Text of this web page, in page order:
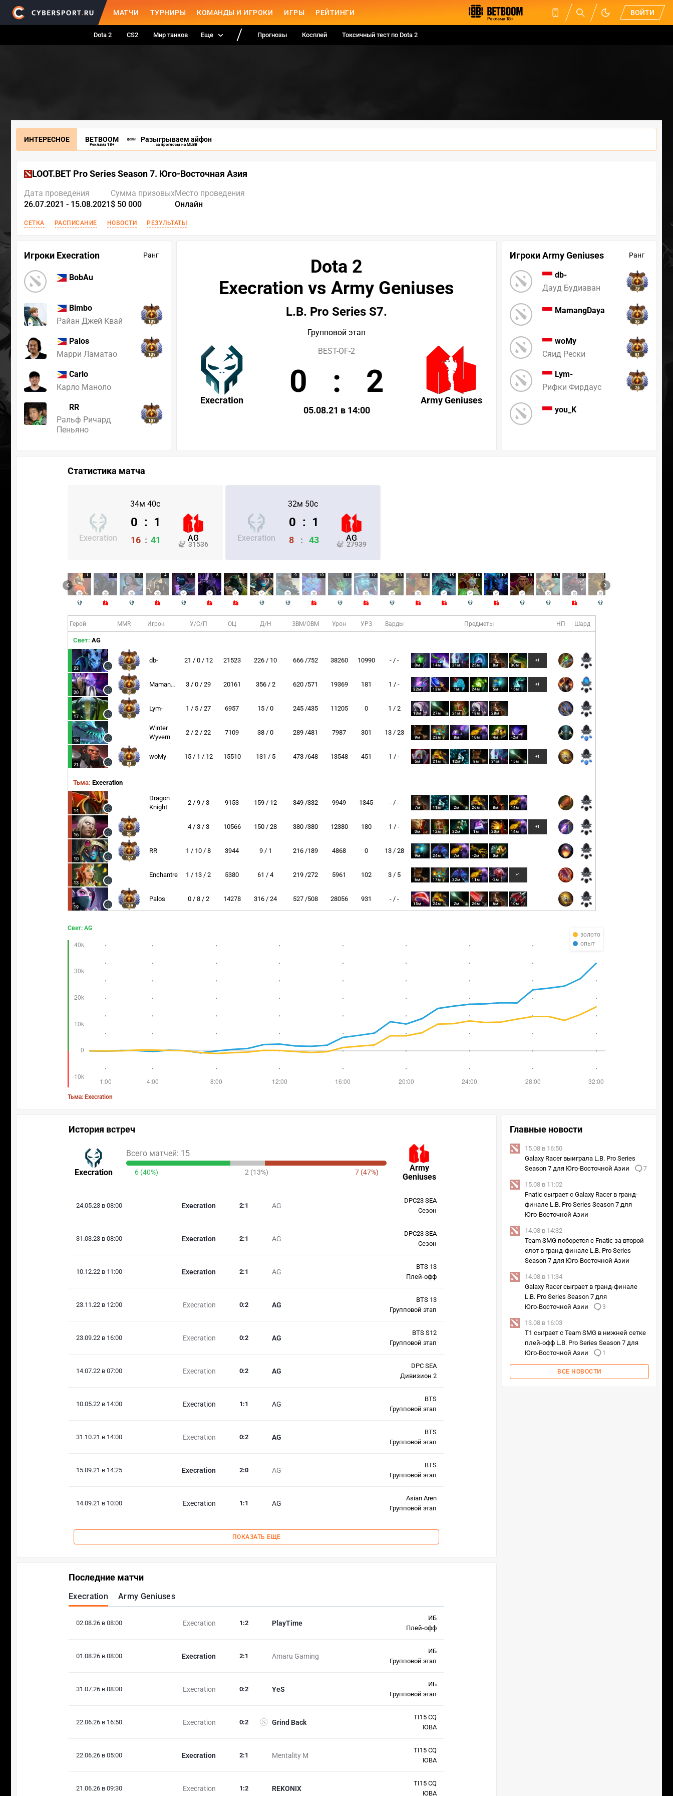
МАТЧИ ТУРНИРЫ КОМАНДЫ И ИГРОКИ ИГРЫ РЕЙТИНГИ ВОЙТИ
Dota 2 CS2 Мир танков Еще Прогнозы Косплей Токсичный тест по Dota 2
ИНТЕРЕСНОЕ BETBOOM
Реклама 18+
Разыгрываем айфон
за прогнозы на MLBB
LOOT.BET Pro Series Season 7. Юго-Восточная Азия
Дата проведения
26.07.2021 - 15.08.2021
Сумма призовых
$ 50 000
Место проведения
Онлайн
СЕТКА РАСПИСАНИЕ НОВОСТИ РЕЗУЛЬТАТЫ
Игроки Execration Ранг
BobAu
Bimbo
Райан Джей Квай
139
Palos
Марри Ламатао
139
Carlo
Карло Маноло
RR
Ральф Ричард
Пеньяно
107
Игроки Army Geniuses Ранг
db-
Дауд Будиаван
79
MamangDaya
35
woMy
Сяид Рески
81
Lym-
Рифки Фирдаус
76
you_K
Dota 2
Execration vs Army Geniuses
L.B. Pro Series S7.
Групповой этап
Execration Army Geniuses
BEST-OF-2
0 : 2
05.08.21 в 14:00
Статистика матча
34м 40с
Execration AG
31536
0 : 1
16 : 41
32м 50с
Execration AG
27939
0 : 1
8 : 43
1 2 3 4 5 6 7 8 9 10 11 12 13 14 15 16 17 18 19 20
Герой MMR Игрок У/С/П ОЦ Д/Н ЗВМ/ОВМ Урон УРЗ Варды Предметы НП Шард
Свет: AG
23 79
db- 21 / 0 / 12 21523 226 / 10 666 /752 38260 10990 - / -
0м 14м 21м 25м 8м 30м
+1
20 35
MamangDaya 3 / 0 / 29 20161 356 / 2 620 /571 19369 181 1 / -
32м 13м 1м 24м 5м 15м
+1
17 76
Lym- 1 / 5 / 27 6957 15 / 0 245 /435 11205 0 1 / 2
13м 27м 21м 13м 28м
18
Winter
Wyvern
2 / 2 / 22 7109 38 / 0 289 /481 7987 301 13 / 23
9м 23м 8м 10м 4м -2м
21 81
woMy 15 / 1 / 12 15510 131 / 5 473 /648 13548 451 1 / -
5м 21м 12м 8м 31м 15м
+1
Тьма: Execration
14
Dragon
Knight
2 / 9 / 3 9153 159 / 12 349 /332 9949 1345 - / -
7м 11м 2м 26м 8м 14м
16 50
4 / 3 / 3 10566 150 / 28 380 /380 12380 180 1 / -
0м 12м 32м 1м 20м 14м
+1
10 107
RR 1 / 10 / 8 3944 9 / 1 216 /189 4868 0 13 / 28
9м 24м 7м -2м 0м
13
Enchantress 1 / 13 / 2 5380 61 / 4 219 /272 5961 102 3 / 5
6м 17м 32м 11м -2м
+1
19 139
Palos 0 / 8 / 2 14278 316 / 24 527 /508 28056 931 - / -
15м 24м 2м 26м 6м 10м
золото
опыт
Свет: AG
Тьма: Execration
История встреч
Execration
Army
Geniuses
Всего матчей: 15
6 (40%) 2 (13%) 7 (47%)
24.05.23 в 08:00 Execration AG
2:1
DPC23 SEA
Сезон
31.03.23 в 08:00 Execration AG
2:1
DPC23 SEA
Сезон
10.12.22 в 11:00 Execration AG
2:1
BTS 13
Плей-офф
23.11.22 в 12:00 Execration AG
0:2
BTS 13
Групповой этап
23.09.22 в 16:00 Execration AG
0:2
BTS S12
Групповой этап
14.07.22 в 07:00 Execration AG
0:2
DPC SEA
Дивизион 2
10.05.22 в 14:00 Execration AG
1 :1
BTS
Групповой этап
31.10.21 в 14:00 Execration AG
0:2
BTS
Групповой этап
15.09.21 в 14:25 Execration AG
2:0
BTS
Групповой этап
14.09.21 в 10:00 Execration AG
1 :1
Asian Aren
Групповой этап
ПОКАЗАТЬ ЕЩЕ
Последние матчи
Execration Army Geniuses
02.08.26 в 08:00 Execration PlayTime
1 :2
ИБ
Плей-офф
01.08.26 в 08:00 Execration Amaru Gaming
2:1
ИБ
Групповой этап
31.07.26 в 08:00 Execration YeS
0:2
ИБ
Групповой этап
22.06.26 в 16:50 Execration Grind Back
0:2
TI15 CQ
ЮВА
22.06.26 в 05:00 Execration Mentality M
2:1
TI15 CQ
ЮВА
21.06.26 в 09:30 Execration REKONIX
1 :2
TI15 CQ
ЮВА
Главные новости
15.08 в 16:50
Galaxy Racer выиграла L.B. Pro Series
Season 7 для Юго‑Восточной Азии
7
15.08 в 11:02
Fnatic сыграет с Galaxy Racer в гранд-
финале L.B. Pro Series Season 7 для
Юго‑Восточной Азии
14.08 в 14:32
Team SMG поборется с Fnatic за второй
слот в гранд-финале L.B. Pro Series
Season 7 для Юго‑Восточной Азии
14.08 в 11:34
Galaxy Racer сыграет в гранд-финале
L.B. Pro Series Season 7 для
Юго‑Восточной Азии
3
13.08 в 16:03
T1 сыграет с Team SMG в нижней сетке
плей-офф L.B. Pro Series Season 7 для
Юго-Восточной Азии
1
ВСЕ НОВОСТИ